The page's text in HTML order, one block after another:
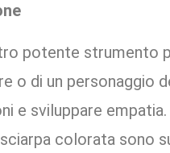
potente strumento
o di un personaggio
e sviluppare
colorata sono